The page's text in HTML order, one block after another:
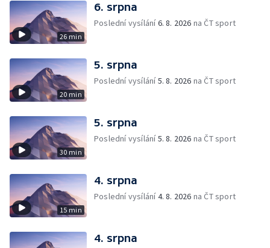
26 min
6. srpna
Poslední vysílání6. 8. 2026 na ČT sport
20 min
5. srpna
Poslední vysílání5. 8. 2026 na ČT sport
30 min
5. srpna
Poslední vysílání5. 8. 2026 na ČT sport
15 min
4. srpna
Poslední vysílání4. 8. 2026 na ČT sport
4. srpna